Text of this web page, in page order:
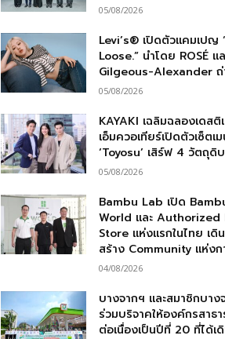
05/08/2026
Levi’s® เปิดตัวแคมเปญ
Loose.” นำโดย ROSÉ แ
Gilgeous-Alexander ถ่
05/08/2026
KAYAKI เฉลิมฉลองเดสติ
เอ็มควอเทียร์เปิดตัวเซ็ตเ
‘Toyosu’ เสิร์ฟ 4 วัตถุดิ
05/08/2026
Bambu Lab เปิด
World และ Authorized
Store แห่งแรกในไทย เดิ
สร้าง Community แห่งก
04/08/2026
บางจากฯ และสมาชิกบาง
ร่วมบริจาคให้องค์กรสาธ
ต่อเนื่องเป็นปีที่ 20 ที่ได้เ